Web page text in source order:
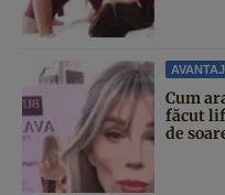
Cum
făcut
de